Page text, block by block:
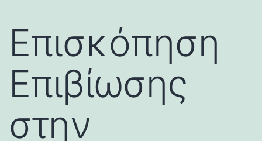
Επισκόπηση
Επιβίωσης
στην